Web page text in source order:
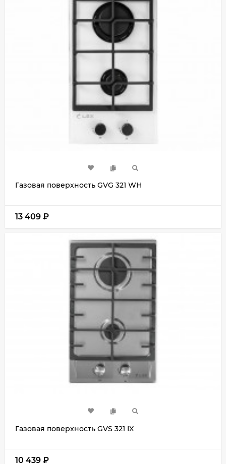
Газовая поверхность GVG 321 WH
13 409 ₽
Газовая поверхность GVS 321 IX
10 439 ₽